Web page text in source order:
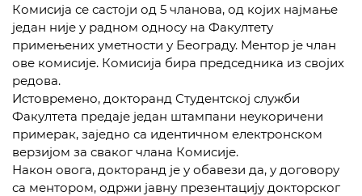
Комисија се састоји од 5 чланова, од којих најмање
један није у радном односу на Факултету
примењених уметности у Београду. Ментор је члан
ове комисије. Комисија бира председника из својих
редова.
Истовремено, докторанд Студентској служби
Факултета предаје један штампани неукоричени
примерак, заједно са идентичном електронском
верзијом за сваког члана Комисије.
Након овога, докторанд је у обавези да, у договору
са ментором, одржи јавну презентацију докторског